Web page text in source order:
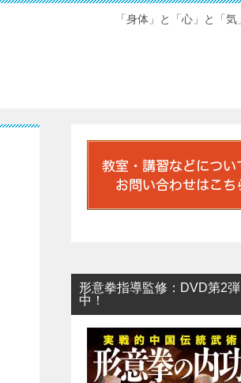
「身体」と「心」と「
形意拳指導監修：DVD第2
中！